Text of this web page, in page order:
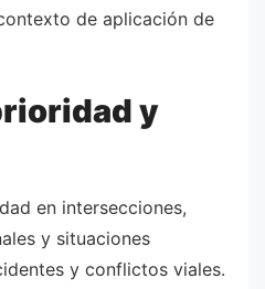
de aplicación de
y
en intersecciones,
y situaciones
y conflictos viales.